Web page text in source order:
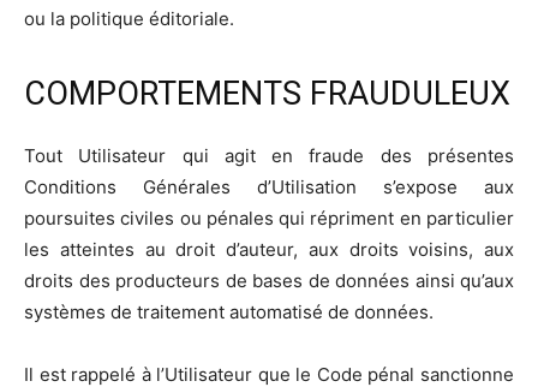
ou la politique éditoriale.
COMPORTEMENTS FRAUDULEUX
Tout Utilisateur qui agit en fraude des présentes
Conditions Générales d’Utilisation s’expose aux
poursuites civiles ou pénales qui répriment en particulier
les atteintes au droit d’auteur, aux droits voisins, aux
droits des producteurs de bases de données ainsi qu’aux
systèmes de traitement automatisé de données.
Il est rappelé à l’Utilisateur que le Code pénal sanctionne